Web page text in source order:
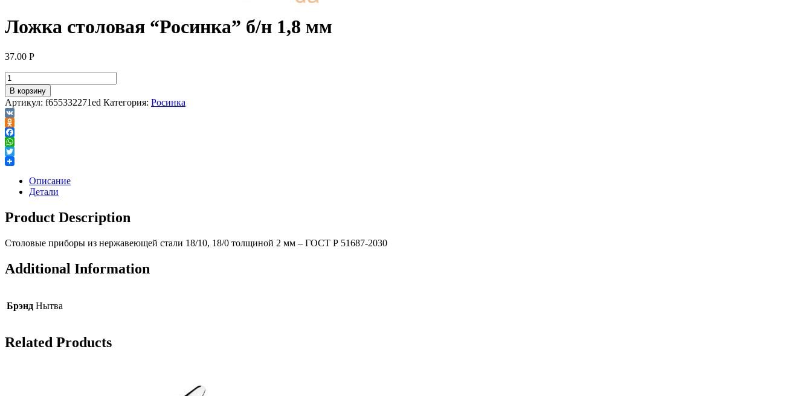
Ложка столовая “Росинка” б/н 1,8 мм
37.00 Р
В корзину
Артикул: f655332271ed Категория: Росинка
VK
Odnoklassniki
Facebook
WhatsApp
Twitter
Описание
Детали
Product Description
Столовые приборы из нержавеющей стали 18/10, 18/0 толщиной 2 мм – ГОСТ Р 51687-2030
Additional Information
Брэнд Нытва
Related Products